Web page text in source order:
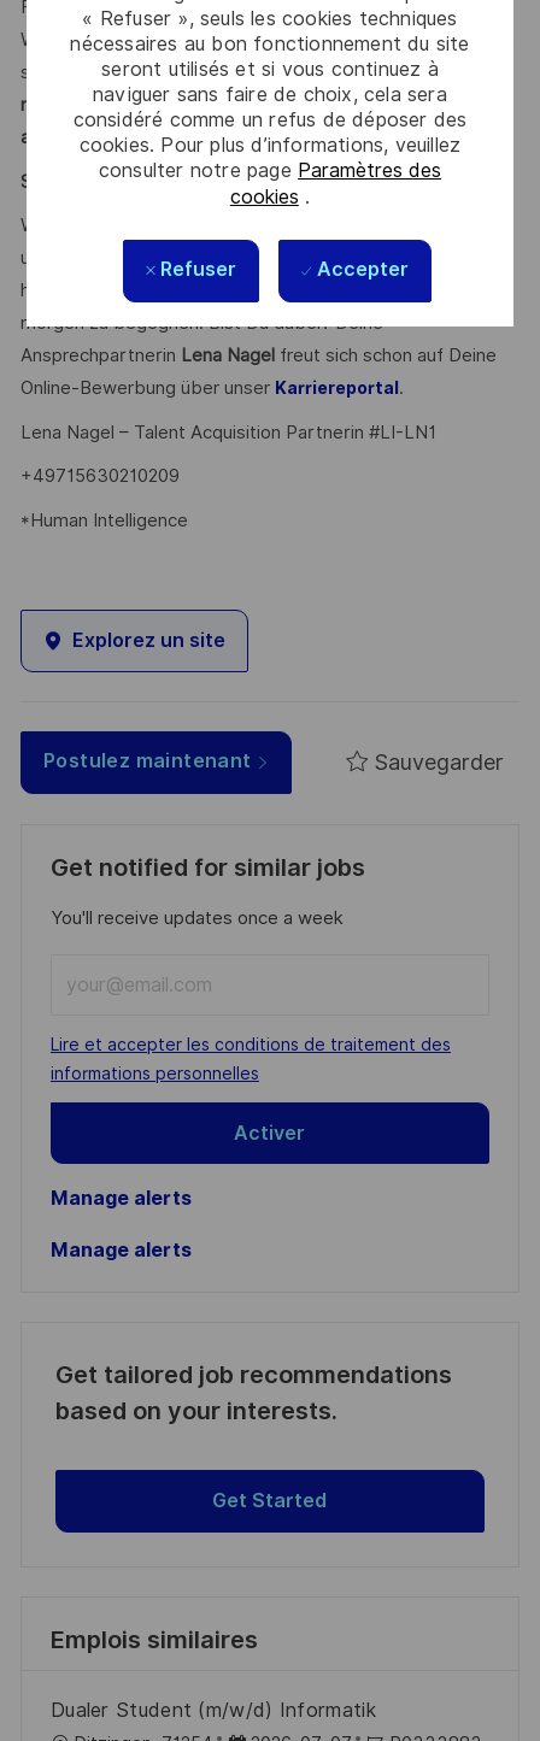
« Refuser », seuls les cookies techniques
nécessaires au bon fonctionnement du site
seront utilisés et si vous continuez à
naviguer sans faire de choix, cela sera
considéré comme un refus de déposer des
cookies. Pour plus d’informations, veuillez
consulter notre page Paramètres des
cookies .
Refuser Accepter
Freiräume. Dies gelingt durch Mut, Vielfalt und den festen
Willen, die anspruchsvollen Herausforderungen unserer Zeit
sicherer und inklusiver zu gestalten.Mit unserer
nachhaltigen, werteorientierten Personalführung treten wir
aktiv für Diversität ein.
Say HI* – Dein Weg zu uns
Wenn die Zeichen der Zeit auf Veränderung stehen, sind
unsere internationalen Teams da, um der Komplexität von
heute mit den branchenführenden Technologien von
morgen zu begegnen. Bist Du dabei? Deine
Ansprechpartnerin Lena Nagel freut sich schon auf Deine
Online-Bewerbung über unser Karriereportal .
Lena Nagel – Talent Acquisition Partnerin #LI-LN1
+49715630210209
*Human Intelligence
Explorez un site
Postulez maintenant Sauvegarder
Get notified for similar jobs
You'll receive updates once a week
Email
address
(Required)
Required
Lire et accepter les conditions de traitement des
informations personnelles
Activer
Manage alerts
Manage alerts
Get tailored job recommendations
based on your interests.
Get Started
Emplois similaires
Dualer Student (m/w/d) Informatik